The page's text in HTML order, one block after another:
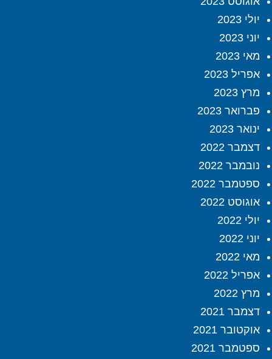
יולי 2023
יוני 2023
מאי 2023
אפריל 2023
מרץ 2023
פברואר 2023
ינואר 2023
דצמבר 2022
נובמבר 2022
ספטמבר 2022
אוגוסט 2022
יולי 2022
יוני 2022
מאי 2022
אפריל 2022
מרץ 2022
דצמבר 2021
אוקטובר 2021
ספטמבר 2021